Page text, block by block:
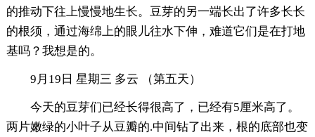
的推动下往上慢慢地生长。豆芽的另一端长出了许多长长
的根须，通过海绵上的眼儿往水下伸，难道它们是在打地
基吗？我想是的。
9月19日 星期三 多云 （第五天）
今天的豆芽们已经长得很高了，已经有5厘米高了。
两片嫩绿的小叶子从豆瓣的.中间钻了出来，根的底部也变